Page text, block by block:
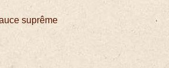
suprême